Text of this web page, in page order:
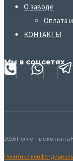
О заводе
Оплата
КОНТАКТЫ
Мы в соцсетях
2026 Пеллетные котлы на
Политика